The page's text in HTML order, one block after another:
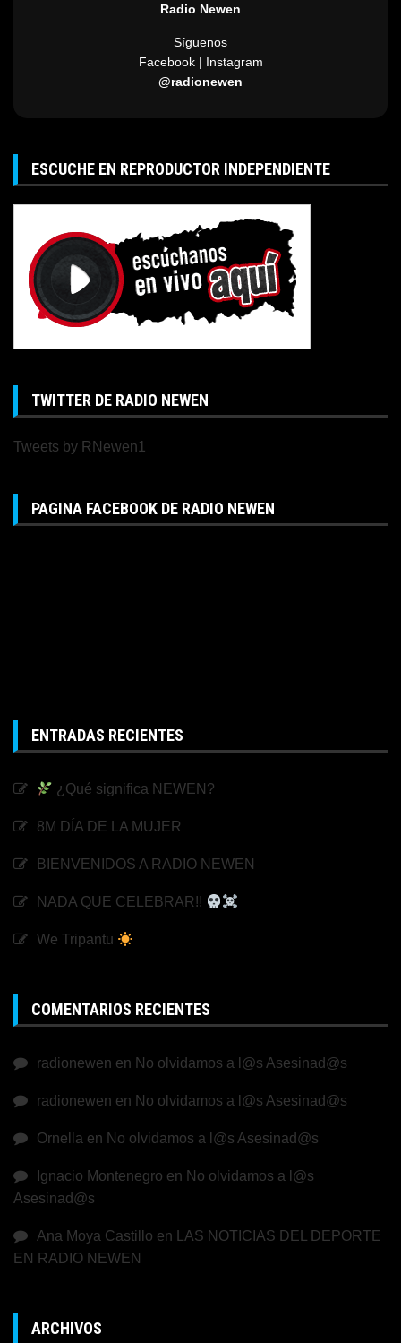
Radio Newen
Síguenos
Facebook | Instagram
@radionewen
ESCUCHE EN REPRODUCTOR INDEPENDIENTE
TWITTER DE RADIO NEWEN
Tweets by RNewen1
PAGINA FACEBOOK DE RADIO NEWEN
ENTRADAS RECIENTES
¿Qué significa NEWEN?
8M DÍA DE LA MUJER
BIENVENIDOS A RADIO NEWEN
NADA QUE CELEBRAR!!
We Tripantu
COMENTARIOS RECIENTES
radionewen en No olvidamos a l@s Asesinad@s
radionewen en No olvidamos a l@s Asesinad@s
Ornella en No olvidamos a l@s Asesinad@s
Ignacio Montenegro en No olvidamos a l@s
Asesinad@s
Ana Moya Castillo en
LAS NOTICIAS DEL DEPORTE
EN RADIO NEWEN
ARCHIVOS